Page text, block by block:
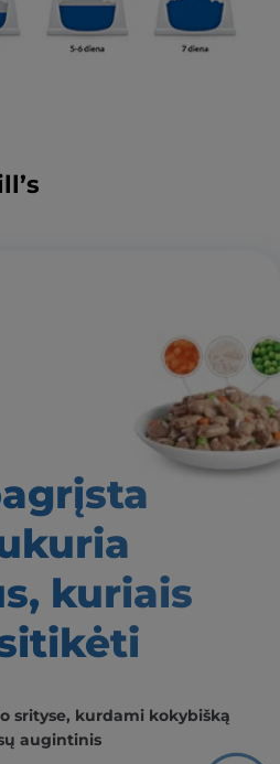
kuriais
srityse, kurdami kokybišką
augintinis